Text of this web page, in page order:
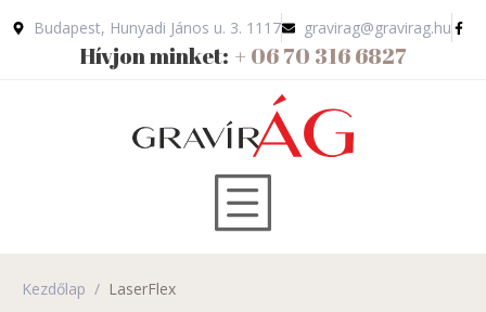
Budapest, Hunyadi János u. 3. 1117 gravirag@gravirag.hu
Hívjon minket: + 06 70 316 6827
Kezdőlap / LaserFlex